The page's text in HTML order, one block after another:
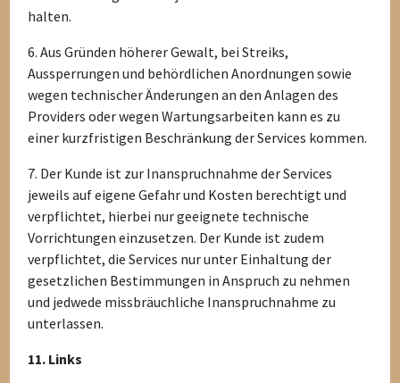
halten.
6. Aus Gründen höherer Gewalt, bei Streiks,
Aussperrungen und behördlichen Anordnungen sowie
wegen technischer Änderungen an den Anlagen des
Providers oder wegen Wartungsarbeiten kann es zu
einer kurzfristigen Beschränkung der Services kommen.
7. Der Kunde ist zur Inanspruchnahme der Services
jeweils auf eigene Gefahr und Kosten berechtigt und
verpflichtet, hierbei nur geeignete technische
Vorrichtungen einzusetzen. Der Kunde ist zudem
verpflichtet, die Services nur unter Einhaltung der
gesetzlichen Bestimmungen in Anspruch zu nehmen
und jedwede missbräuchliche Inanspruchnahme zu
unterlassen.
11. Links